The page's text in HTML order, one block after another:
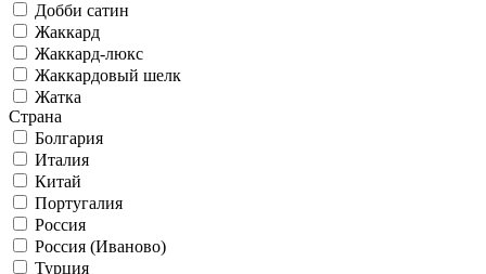
Добби сатин
Жаккард
Жаккард-люкс
Жаккардовый шелк
Жатка
Страна
Болгария
Италия
Китай
Португалия
Россия
Россия (Иваново)
Турция